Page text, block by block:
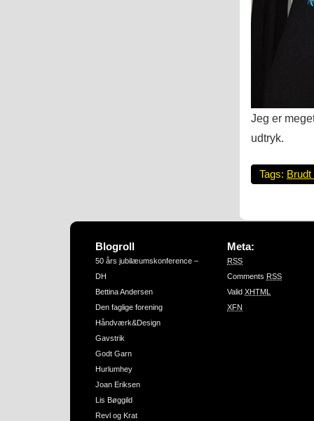
Jeg er
udtryk.
Tags: Brudt
Blogroll
50 års jubilæumskonference –
DH
Bettina Andersen
Den faglige forening
Håndværk&Design
Gavstrik
Godt Garn
Hurlumhey
Joan Eriksen
Lis Bøggild
Revl og Krat
Meta:
RSS
Comments RSS
Valid XHTML
XFN